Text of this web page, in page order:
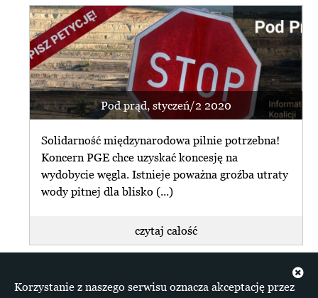
przesunięty
Naczelny Sąd Administracyjny
przesunął do 18 lipca br. termin
ogłoszenia orzeczenia ws. zażalenia
PGE, (...)
czytaj całość
spis artykułów dotyczących Odkrywki Polska
subskrybuj newsletter
zrezygnuj z subskrybcji
Pod prąd, styczeń/2 2020
Solidarność międzynarodowa pilnie potrzebna!
Koncern PGE chce uzyskać koncesję na
wydobycie węgla. Istnieje poważna groźba utraty
wody pitnej dla blisko (...)
czytaj całość
Korzystanie z naszego serwisu oznacza akceptację przez